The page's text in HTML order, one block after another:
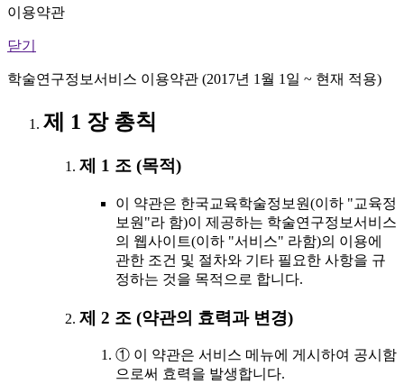
이용약관
닫기
학술연구정보서비스 이용약관 (2017년 1월 1일 ~ 현재 적용)
제 1 장 총칙
제 1 조 (목적)
이 약관은 한국교육학술정보원(이하 "교육정
보원"라 함)이 제공하는 학술연구정보서비스
의 웹사이트(이하 "서비스" 라함)의 이용에
관한 조건 및 절차와 기타 필요한 사항을 규
정하는 것을 목적으로 합니다.
제 2 조 (약관의 효력과 변경)
① 이 약관은 서비스 메뉴에 게시하여 공시함
으로써 효력을 발생합니다.